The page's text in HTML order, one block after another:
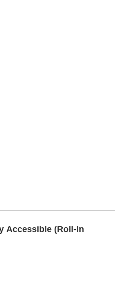
Accessible (Roll-In